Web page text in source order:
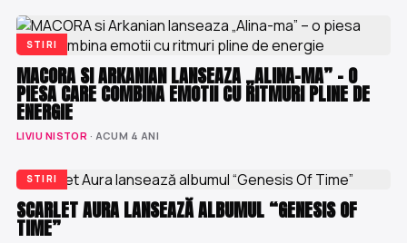
STIRI
MACORA SI ARKANIAN LANSEAZA „ALINA-MA” – O
PIESA CARE COMBINA EMOTII CU RITMURI PLINE DE
ENERGIE
LIVIU NISTOR · ACUM 4 ANI
STIRI
SCARLET AURA LANSEAZĂ ALBUMUL “GENESIS OF
TIME”